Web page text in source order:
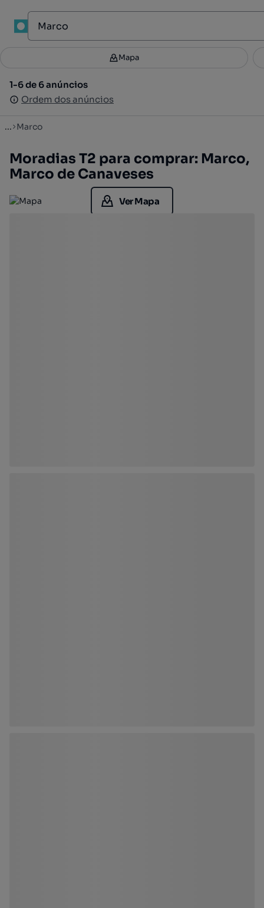
Filtros 3
1-6 de 6 anúncios
Ordem dos anúncios
Mapa
1-6 de 6 anúncios
Ordem dos anúncios
... Marco
Moradias T2 para comprar: Marco,
Marco de Canaveses
Ver Mapa